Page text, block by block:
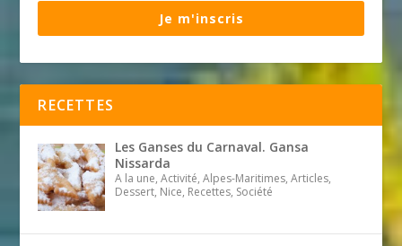
Je m'inscris
RECETTES
Les Ganses du Carnaval. Gansa
Nissarda
A la une, Activité, Alpes-Maritimes, Articles,
Dessert, Nice, Recettes, Société